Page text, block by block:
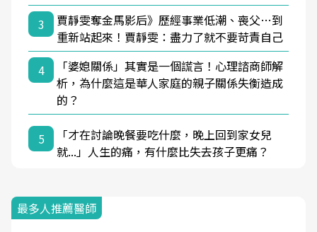
3
賈靜雯奪金馬影后》歷經事業低潮、喪父…到
重新站起來！賈靜雯：盡力了就不要苛責自己
4
「婆媳關係」其實是一個謊言！心理諮商師解
析，為什麼這是華人家庭的親子關係失衡造成
的？
5
「才在討論晚餐要吃什麼，晚上回到家女兒
就...」人生的痛，有什麼比失去孩子更痛？
最多人推薦醫師